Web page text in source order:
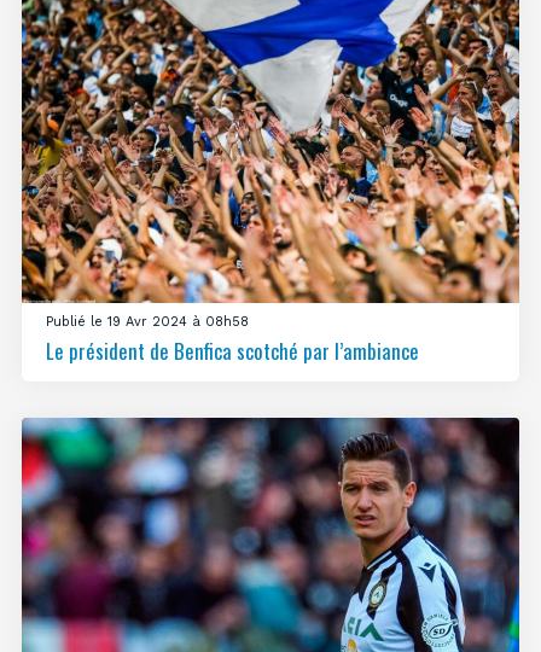
Publié le 19 Avr 2024 à 08h58
Le président de Benfica scotché par l’ambiance